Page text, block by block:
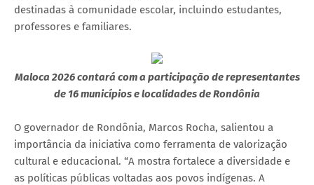
destinadas à comunidade escolar, incluindo estudantes,
professores e familiares.
Maloca 2026 contará com a participação de representantes
de 16 municípios e localidades de Rondônia
O governador de Rondônia, Marcos Rocha, salientou a
importância da iniciativa como ferramenta de valorização
cultural e educacional. “A mostra fortalece a diversidade e
as políticas públicas voltadas aos povos indígenas. A